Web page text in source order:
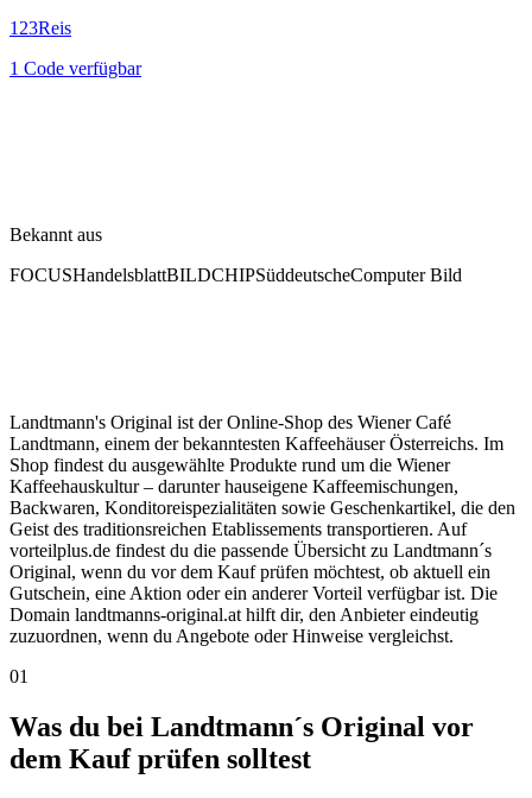
123Reis
1 Code verfügbar
Bekannt aus
FOCUSHandelsblattBILDCHIPSüddeutscheComputer Bild
Landtmann's Original ist der Online-Shop des Wiener Café
Landtmann, einem der bekanntesten Kaffeehäuser Österreichs. Im
Shop findest du ausgewählte Produkte rund um die Wiener
Kaffeehauskultur – darunter hauseigene Kaffeemischungen,
Backwaren, Konditoreispezialitäten sowie Geschenkartikel, die den
Geist des traditionsreichen Etablissements transportieren. Auf
vorteilplus.de findest du die passende Übersicht zu Landtmann´s
Original, wenn du vor dem Kauf prüfen möchtest, ob aktuell ein
Gutschein, eine Aktion oder ein anderer Vorteil verfügbar ist. Die
Domain landtmanns-original.at hilft dir, den Anbieter eindeutig
zuzuordnen, wenn du Angebote oder Hinweise vergleichst.
01
Was du bei Landtmann´s Original vor
dem Kauf prüfen solltest